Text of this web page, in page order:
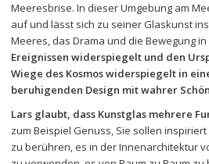
Meeresbrise. In dieser Umgebung am
auf und lässt sich zu seiner Glaskunst
Ereignissen widerspiegelt und den
Wiege des Kosmos widerspiegelt in
beruhigenden Design mit wahrer
Lars glaubt, dass Kunstglas mehrere
zum Beispiel Genuss, Sie sollen
zu berühren, es in der Innenarchitektur